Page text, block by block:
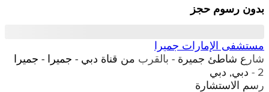
بدون رسوم حجز
مستشفى الإمارات جميرا
شارع شاطئ جميرة - بالقرب من قناة دبي - جميرا - جميرا
2 - دبي, دبي
رسم الاستشارة